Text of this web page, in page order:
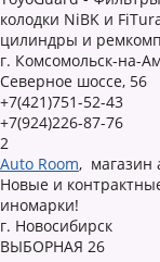
колодки NiBK и
цилиндры и
г. Комсомольск-на-
Северное шоссе, 56
+7(421)751-52-43
+7(924)226-87-76
2
Auto Room, магазин
Новые и
иномарки!
г. Новосибирск
ВЫБОРНАЯ 26